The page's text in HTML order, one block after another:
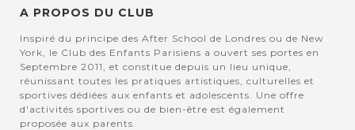
A PROPOS DU CLUB
Inspiré du principe des After School de Londres ou de New
York, le Club des Enfants Parisiens a ouvert ses portes en
Septembre 2011, et constitue depuis un lieu unique,
réunissant toutes les pratiques artistiques, culturelles et
sportives dédiées aux enfants et adolescents. Une offre
d'activités sportives ou de bien-être est également
proposée aux parents.